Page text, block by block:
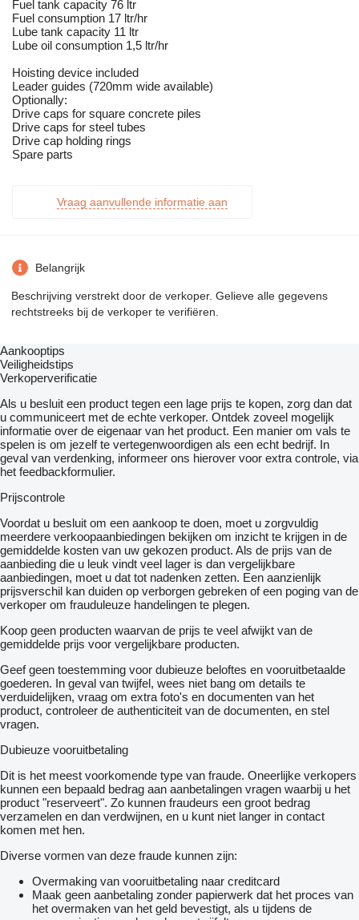
Fuel tank capacity 76 ltr
Fuel consumption 17 ltr/hr
Lube tank capacity 11 ltr
Lube oil consumption 1,5 ltr/hr
Hoisting device included
Leader guides (720mm wide available)
Optionally:
Drive caps for square concrete piles
Drive caps for steel tubes
Drive cap holding rings
Spare parts
Vraag aanvullende informatie aan
Belangrijk
Beschrijving verstrekt door de verkoper. Gelieve alle gegevens
rechtstreeks bij de verkoper te verifiëren.
Aankooptips
Veiligheidstips
Verkoperverificatie
Als u besluit een product tegen een lage prijs te kopen, zorg dan dat
u communiceert met de echte verkoper. Ontdek zoveel mogelijk
informatie over de eigenaar van het product. Een manier om vals te
spelen is om jezelf te vertegenwoordigen als een echt bedrijf. In
geval van verdenking, informeer ons hierover voor extra controle, via
het feedbackformulier.
Prijscontrole
Voordat u besluit om een ​​aankoop te doen, moet u zorgvuldig
meerdere verkoopaanbiedingen bekijken om inzicht te krijgen in de
gemiddelde kosten van uw gekozen product. Als de prijs van de
aanbieding die u leuk vindt veel lager is dan vergelijkbare
aanbiedingen, moet u dat tot nadenken zetten. Een aanzienlijk
prijsverschil kan duiden op verborgen gebreken of een poging van de
verkoper om frauduleuze handelingen te plegen.
Koop geen producten waarvan de prijs te veel afwijkt van de
gemiddelde prijs voor vergelijkbare producten.
Geef geen toestemming voor dubieuze beloftes en vooruitbetaalde
goederen. In geval van twijfel, wees niet bang om details te
verduidelijken, vraag om extra foto's en documenten van het
product, controleer de authenticiteit van de documenten, en stel
vragen.
Dubieuze vooruitbetaling
Dit is het meest voorkomende type van fraude. Oneerlijke verkopers
kunnen een bepaald bedrag aan aanbetalingen vragen waarbij u het
product "reserveert". Zo kunnen fraudeurs een groot bedrag
verzamelen en dan verdwijnen, en u kunt niet langer in contact
komen met hen.
Diverse vormen van deze fraude kunnen zijn:
Overmaking van vooruitbetaling naar creditcard
Maak geen aanbetaling zonder papierwerk dat het proces van
het overmaken van het geld bevestigt, als u tijdens de